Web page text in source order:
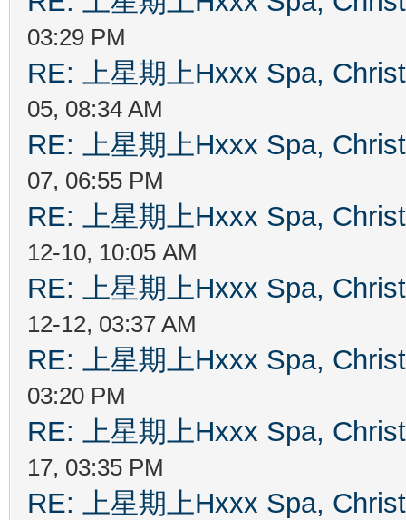
03:29 PM
RE: 上星期上Hxxx Spa,
05, 08:34 AM
RE: 上星期上Hxxx Spa,
07, 06:55 PM
RE: 上星期上Hxxx Spa,
12-10, 10:05 AM
RE: 上星期上Hxxx Spa,
12-12, 03:37 AM
RE: 上星期上Hxxx Spa,
03:20 PM
RE: 上星期上Hxxx Spa,
17, 03:35 PM
RE: 上星期上Hxxx Spa,